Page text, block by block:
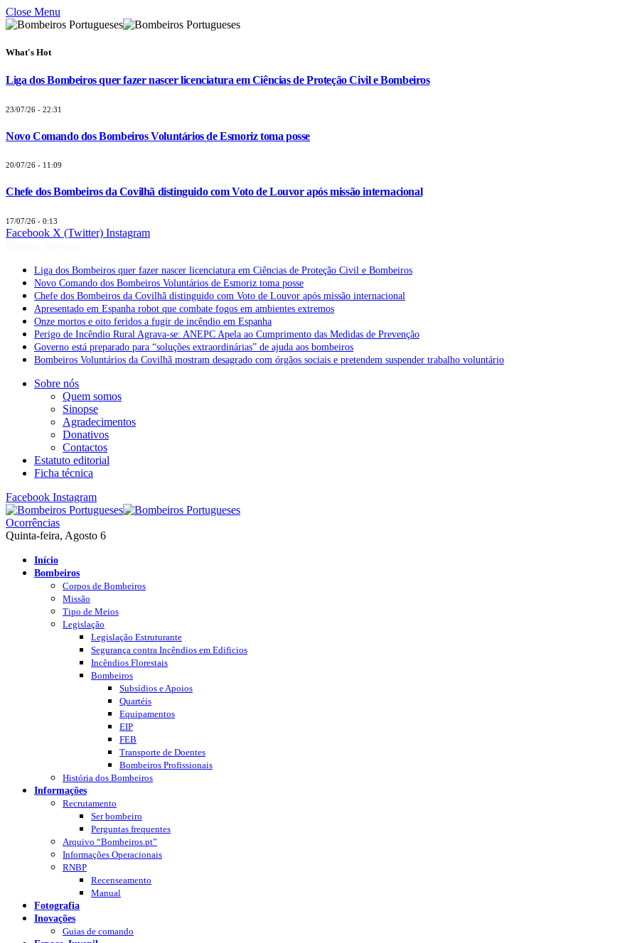
Close Menu
What's Hot
Liga dos Bombeiros quer fazer nascer licenciatura em Ciências de Proteção Civil e Bombeiros
23/07/26 - 22:31
Novo Comando dos Bombeiros Voluntários de Esmoriz toma posse
20/07/26 - 11:09
Chefe dos Bombeiros da Covilhã distinguido com Voto de Louvor após missão internacional
17/07/26 - 0:13
Facebook X (Twitter) Instagram
Liga dos Bombeiros quer fazer nascer licenciatura em Ciências de Proteção Civil e Bombeiros
Novo Comando dos Bombeiros Voluntários de Esmoriz toma posse
Chefe dos Bombeiros da Covilhã distinguido com Voto de Louvor após missão internacional
Apresentado em Espanha robot que combate fogos em ambientes extremos
Onze mortos e oito feridos a fugir de incêndio em Espanha
Perigo de Incêndio Rural Agrava-se: ANEPC Apela ao Cumprimento das Medidas de Prevenção
Governo está preparado para “soluções extraordinárias” de ajuda aos bombeiros
Bombeiros Voluntários da Covilhã mostram desagrado com órgãos sociais e pretendem suspender trabalho voluntário
Sobre nós
Quem somos
Sinopse
Agradecimentos
Donativos
Contactos
Estatuto editorial
Ficha técnica
Facebook Instagram
Ocorrências
Quinta-feira, Agosto 6
Início
Bombeiros
Corpos de Bombeiros
Missão
Tipo de Meios
Legislação
Legislação Estruturante
Segurança contra Incêndios em Edificios
Incêndios Florestais
Bombeiros
Subsídios e Apoios
Quartéis
Equipamentos
EIP
FEB
Transporte de Doentes
Bombeiros Profissionais
História dos Bombeiros
Informações
Recrutamento
Ser bombeiro
Perguntas frequentes
Arquivo “Bombeiros.pt”
Informações Operacionais
RNBP
Recenseamento
Manual
Fotografia
Inovações
Guias de comando